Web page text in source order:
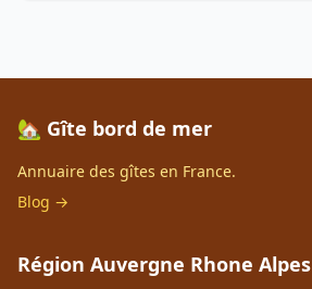
🏡 Gîte bord de mer
Annuaire des gîtes en France.
Blog →
Région Auvergne Rhone Alpes